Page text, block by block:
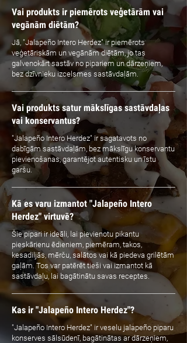
Vai produkts ir piemērots veģetārām vai
vegānām diētām?
Jā, "Jalapeño Intero Herdez" ir piemērots
veģetāriskām un vegānām diētām, jo tas
galvenokārt sastāv no pipariem un dārzeņiem,
bez dzīvnieku izcelsmes sastāvdaļām.
Vai produkts satur mākslīgas sastāvdaļas
vai konservantus?
"Jalapeño Intero Herdez" ir sagatavots no
dabīgām sastāvdaļām, bez mākslīgu konservantu
pievienošanas, garantējot autentisku un īstu
garšu.
Kā es varu izmantot "Jalapeño Intero
Herdez" virtuvē?
Šie pipari ir ideāli, lai pievienotu pikantu
pieskārienu ēdieniem, piemēram, takos,
kesadiljās, mērču, salātos vai kā piedeva grilētām
gaļām. Tos var patērēt tieši vai izmantot kā
sastāvdaļu, lai bagātinātu savas receptes.
Kas ir "Jalapeño Intero Herdez"?
"Jalapeño Intero Herdez" ir veselu jalapeño piparu
konserves sālsūdenī, bagātinātas ar dārzeņiem,